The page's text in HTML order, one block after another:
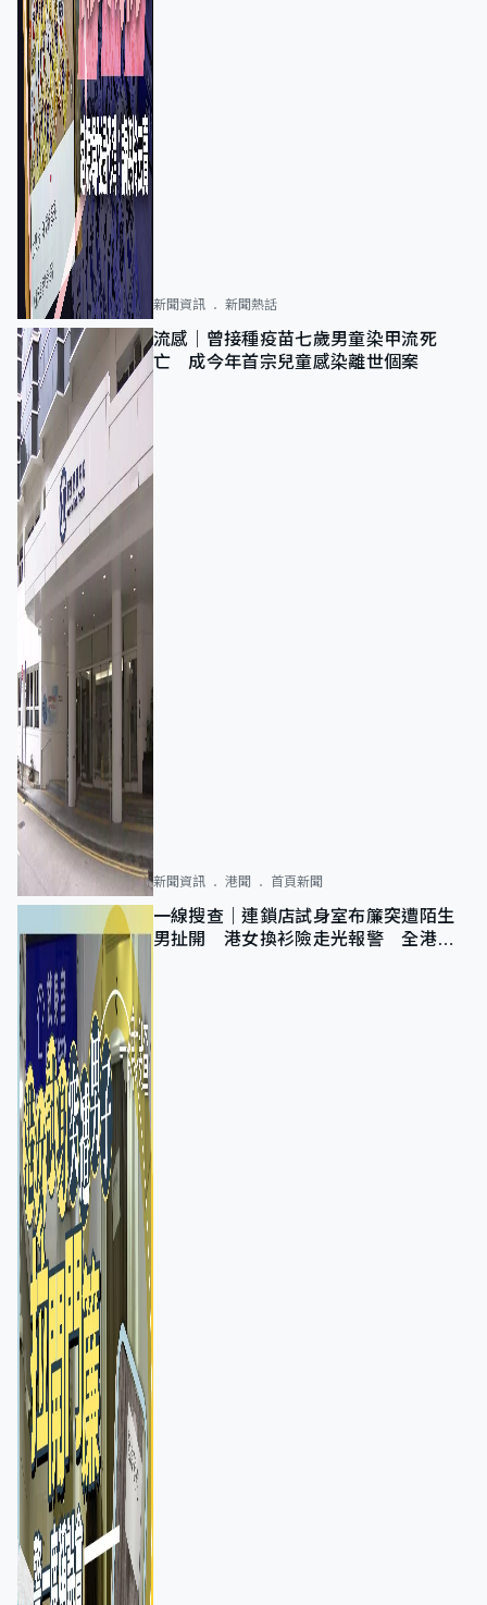
新聞資訊 新聞熱話
流感｜曾接種疫苗七歲男童染甲流死
亡 成今年首宗兒童感染離世個案
新聞資訊 港聞 首頁新聞
一線搜查｜連鎖店試身室布簾突遭陌生
男扯開 港女換衫險走光報警 全港分